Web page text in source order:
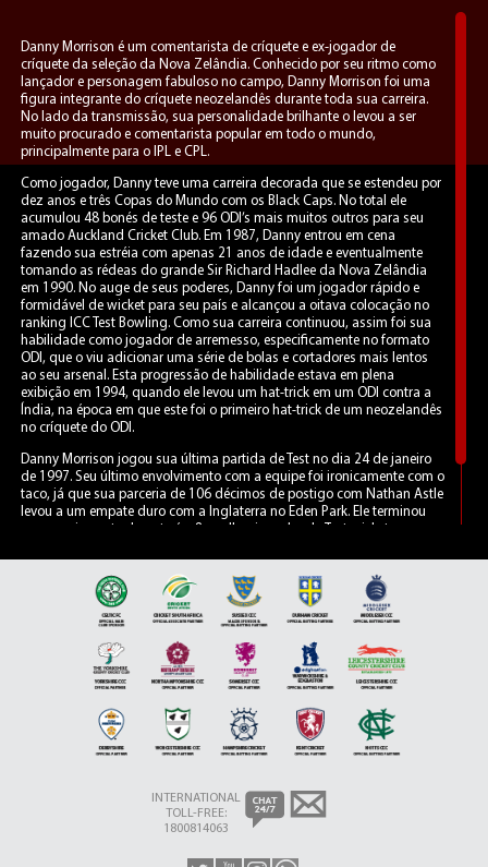
Danny Morrison é um comentarista de críquete e ex-jogador de
críquete da seleção da Nova Zelândia. Conhecido por seu ritmo como
lançador e personagem fabuloso no campo, Danny Morrison foi uma
figura integrante do críquete neozelandês durante toda sua carreira.
No lado da transmissão, sua personalidade brilhante o levou a ser
muito procurado e comentarista popular em todo o mundo,
principalmente para o IPL e CPL.
Como jogador, Danny teve uma carreira decorada que se estendeu por
dez anos e três Copas do Mundo com os Black Caps. No total ele
acumulou 48 bonés de teste e 96 ODI’s mais muitos outros para seu
amado Auckland Cricket Club. Em 1987, Danny entrou em cena
fazendo sua estréia com apenas 21 anos de idade e eventualmente
tomando as rédeas do grande Sir Richard Hadlee da Nova Zelândia
em 1990. No auge de seus poderes, Danny foi um jogador rápido e
formidável de wicket para seu país e alcançou a oitava colocação no
ranking ICC Test Bowling. Como sua carreira continuou, assim foi sua
habilidade como jogador de arremesso, especificamente no formato
ODI, que o viu adicionar uma série de bolas e cortadores mais lentos
ao seu arsenal. Esta progressão de habilidade estava em plena
exibição em 1994, quando ele levou um hat-trick em um ODI contra a
Índia, na época em que este foi o primeiro hat-trick de um neozelandês
no críquete do ODI.
Danny Morrison jogou sua última partida de Test no dia 24 de janeiro
de 1997. Seu último envolvimento com a equipe foi ironicamente com o
taco, já que sua parceria de 106 décimos de postigo com Nathan Astle
levou a um empate duro com a Inglaterra no Eden Park. Ele terminou
sua carreira e atualmente é o 8º melhor jogador do Test wicket na
“New Zealand Cricket Almanack Player of the Year” em 1990 e 1993.
INTERNATIONAL
TOLL-FREE:
1800814063